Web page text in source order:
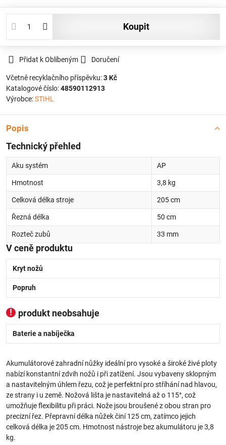
koupit
Přidat k Oblíbeným Doručení
Včetně recyklačního příspěvku:3 Kč
Katalogové číslo:48590112913
Výrobce:STIHL
Popis
Technický přehled
Aku systém AP
Hmotnost 3,8 kg
Celková délka stroje 205 cm
Řezná délka 50 cm
Rozteč zubů 33 mm
V ceně produktu
Kryt nožů
Popruh
produkt neobsahuje
Baterie a nabíječka
Akumulátorové zahradní nůžky ideální pro vysoké a široké živé ploty
nabízí konstantní zdvih nožů i při zatížení. Jsou vybaveny sklopným
a nastavitelným úhlem řezu, což je perfektní pro stříhání nad hlavou,
ze strany i u země. Nožová lišta je nastavitelná až o 115°, což
umožňuje flexibilitu při práci. Nože jsou broušené z obou stran pro
precizní řez. Přepravní délka nůžek činí 125 cm, zatímco jejich
celková délka je 205 cm. Hmotnost nástroje bez akumulátoru je 3,8
kg.